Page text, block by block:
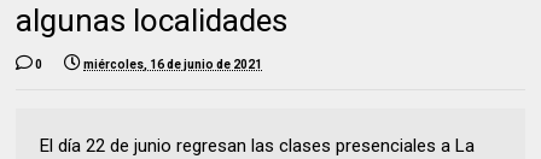
algunas localidades
0 miércoles, 16 de junio de 2021
El día 22 de junio regresan las clases presenciales a La